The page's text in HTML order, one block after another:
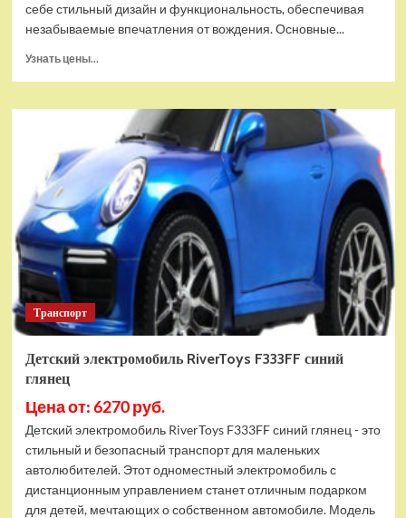
себе стильный дизайн и функциональность, обеспечивая
незабываемые впечатления от вождения. Основные...
Узнать цены...
Детский
электромобиль
RiverToys
трактор-
погрузчик
T333TT
желтый
Транспорт
Детский электромобиль RiverToys F333FF синий
глянец
Цена от: 6270 руб.
Детский электромобиль RiverToys F333FF синий глянец - это
стильный и безопасный транспорт для маленьких
автолюбителей. Этот одноместный электромобиль с
дистанционным управлением станет отличным подарком
для детей, мечтающих о собственном автомобиле. Модель